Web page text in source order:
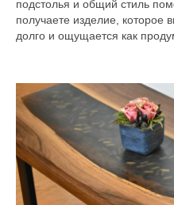
подстолья и общий стиль
получаете изделие, которое
долго и ощущается как